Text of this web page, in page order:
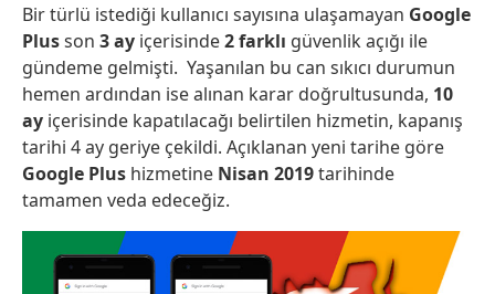
Bir türlü istediği kullanıcı sayısına ulaşamayan Google
Plusson 3 ay içerisinde2 farklı güvenlik açığı ile
gündeme gelmişti. Yaşanılan bu can sıkıcı durumun
hemen ardından ise alınan karar doğrultusunda, 10
ay içerisinde kapatılacağı belirtilen hizmetin, kapanış
tarihi 4 ay geriye çekildi. Açıklanan yeni tarihe göre
Google Plus hizmetine Nisan 2019tarihinde
tamamen veda edeceğiz.